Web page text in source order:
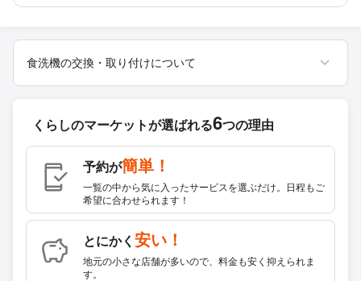
食洗機の交換・取り付けについて
くらしのマーケットが選ばれる6つの理由
予約が簡単！
一覧の中から気に入ったサービスを選ぶだけ。日程もご
希望に合わせられます！
とにかく 安い！
地元の小さな店舗が多いので、料金も安く抑えられま
す。